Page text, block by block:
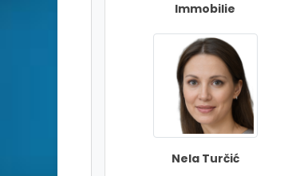
Immobilie
Nela Turčić